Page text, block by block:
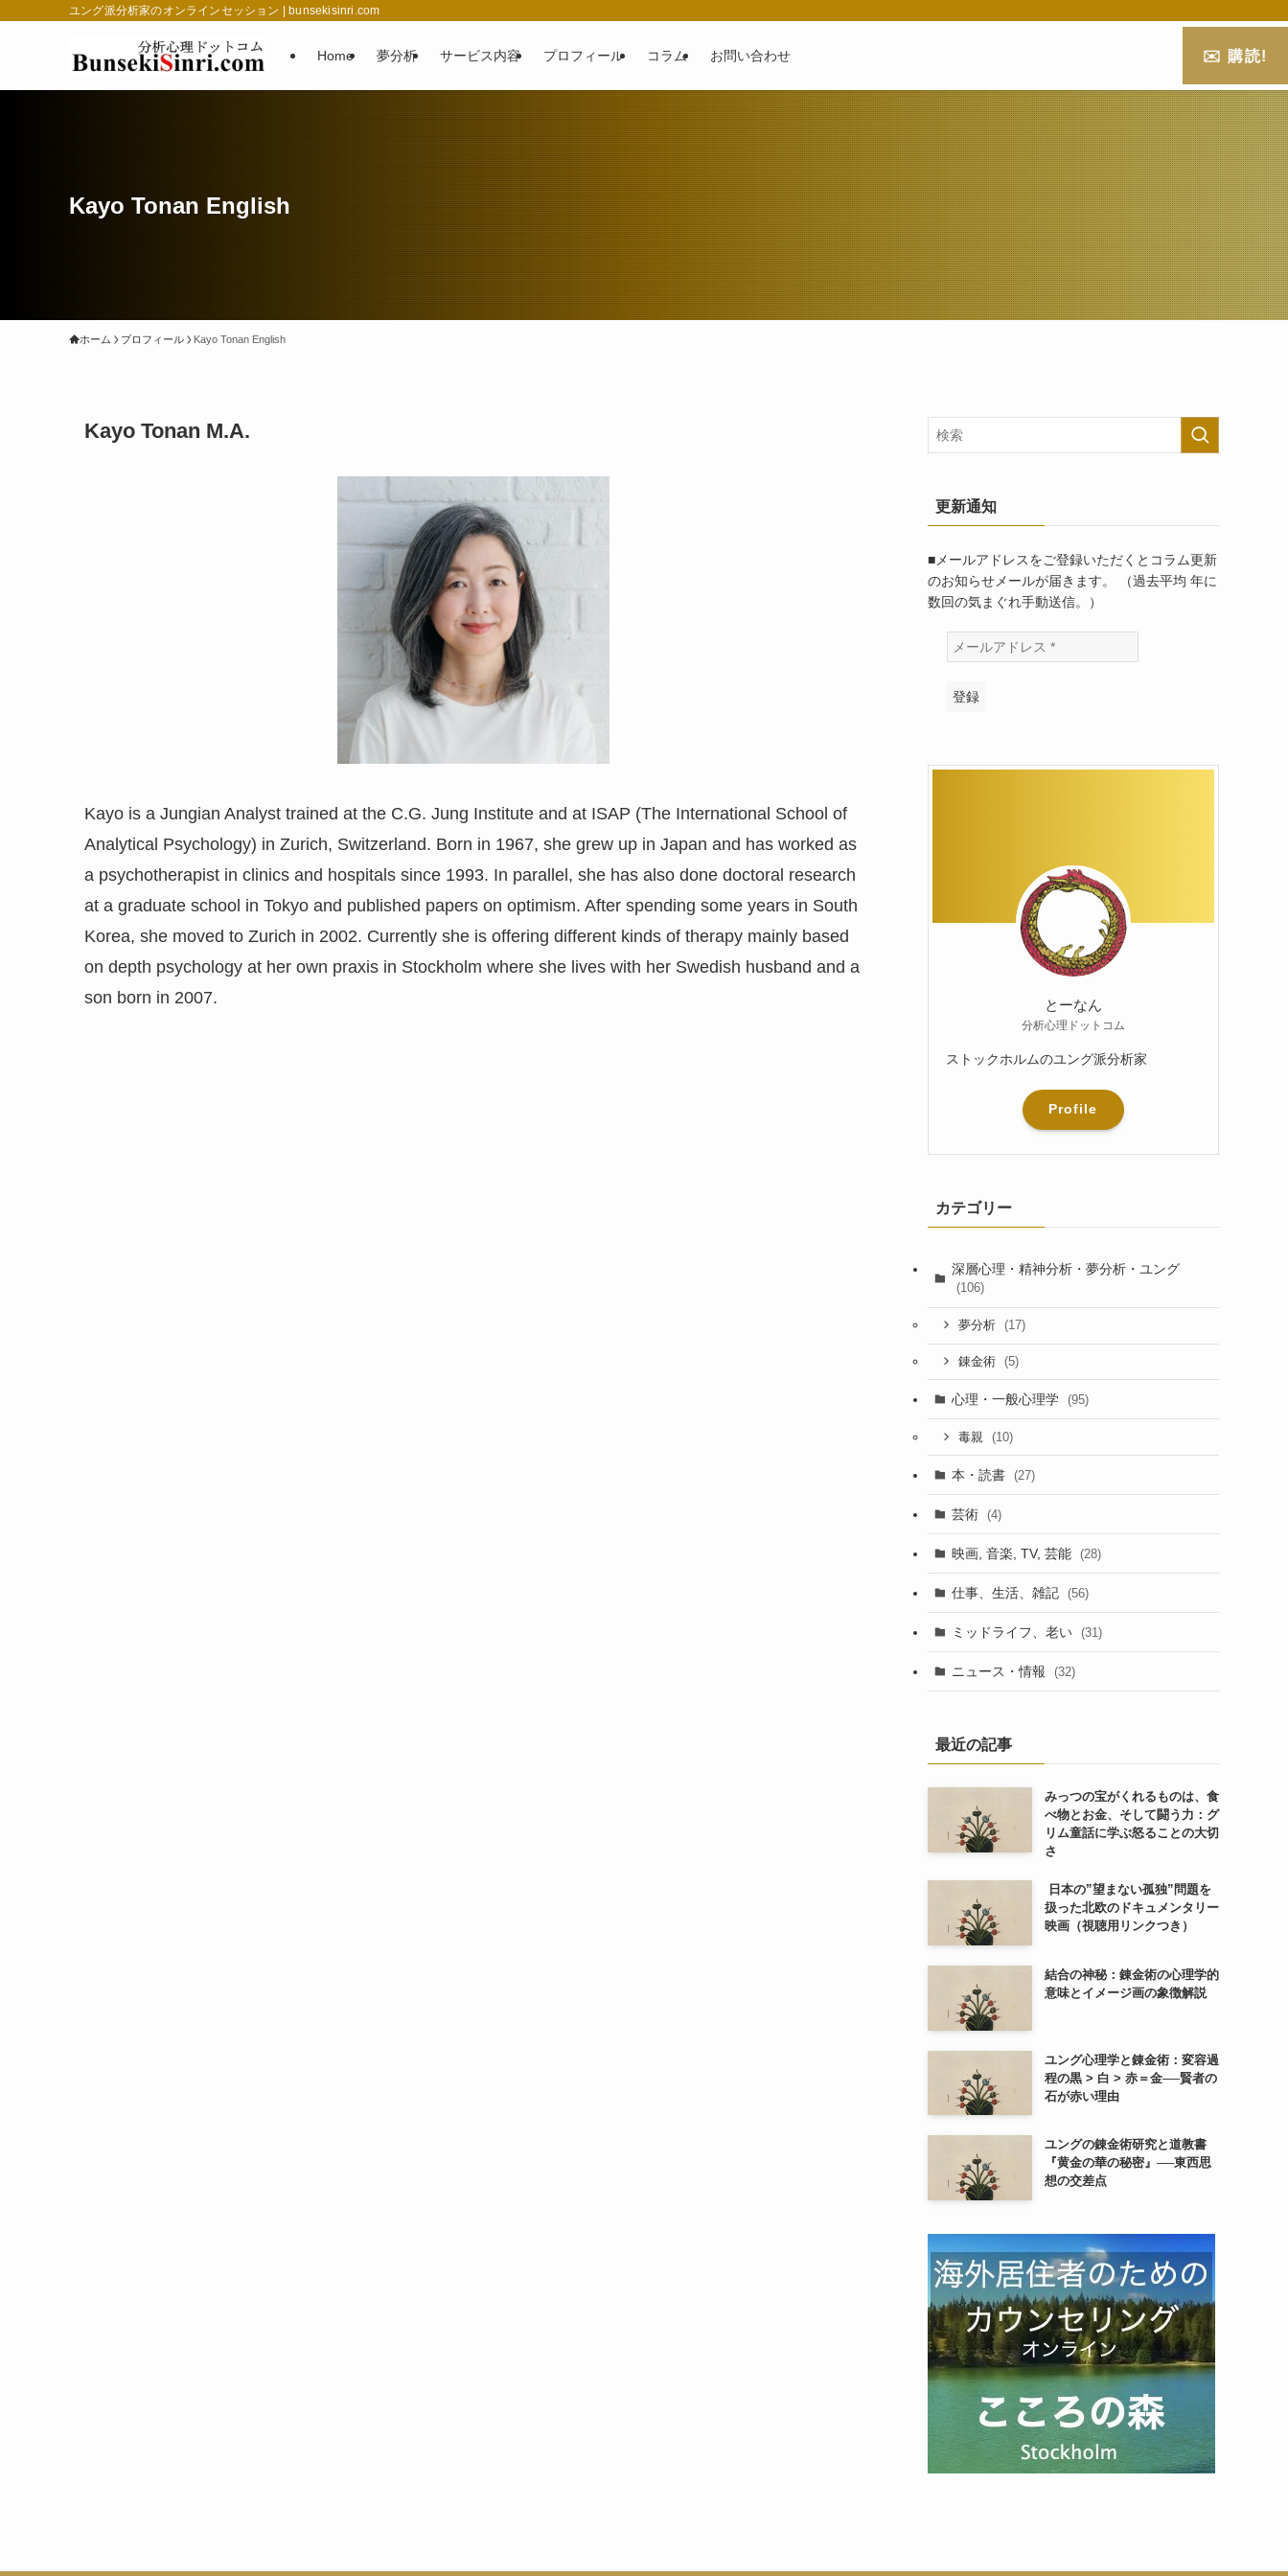
✉️ 購読!
ユング派分析家のオンラインセッション | bunsekisinri.com
Home 夢分析 サービス内容 プロフィール コラム お問い合わせ
Kayo Tonan English
ホーム プロフィール Kayo Tonan English
Kayo Tonan M.A.
Kayo is a Jungian Analyst trained at the C.G. Jung Institute and at ISAP (The International School of
Analytical Psychology) in Zurich, Switzerland. Born in 1967, she grew up in Japan and has worked as
a psychotherapist in clinics and hospitals since 1993. In parallel, she has also done doctoral research
at a graduate school in Tokyo and published papers on optimism. After spending some years in South
Korea, she moved to Zurich in 2002. Currently she is offering different kinds of therapy mainly based
on depth psychology at her own praxis in Stockholm where she lives with her Swedish husband and a
son born in 2007.
更新通知
■メールアドレスをご登録いただくとコラム更新
のお知らせメールが届きます。 （過去平均 年に
数回の気まぐれ手動送信。）
とーなん
分析心理ドットコム
ストックホルムのユング派分析家
Profile
カテゴリー
深層心理・精神分析・夢分析・ユング
(106)
夢分析 (17)
錬金術 (5)
心理・一般心理学 (95)
毒親 (10)
本・読書 (27)
芸術 (4)
映画, 音楽, TV, 芸能 (28)
仕事、生活、雑記 (56)
ミッドライフ、老い (31)
ニュース・情報 (32)
最近の記事
みっつの宝がくれるものは、食
べ物とお金、そして闘う力：グ
リム童話に学ぶ怒ることの大切
さ
日本の”望まない孤独”問題を
扱った北欧のドキュメンタリー
映画（視聴用リンクつき）
結合の神秘：錬金術の心理学的
意味とイメージ画の象徴解説
ユング心理学と錬金術：変容過
程の黒 > 白 > 赤＝金──賢者の
石が赤い理由
ユングの錬金術研究と道教書
『黄金の華の秘密』──東西思
想の交差点